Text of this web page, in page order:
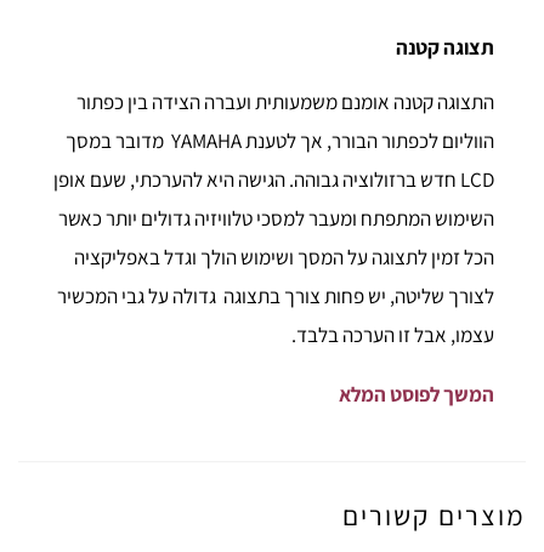
תצוגה קטנה
התצוגה קטנה אומנם משמעותית ועברה הצידה בין כפתור
הווליום לכפתור הבורר, אך לטענת YAMAHA מדובר במסך
LCD חדש ברזולוציה גבוהה. הגישה היא להערכתי, שעם אופן
השימוש המתפתח ומעבר למסכי טלוויזיה גדולים יותר כאשר
הכל זמין לתצוגה על המסך ושימוש הולך וגדל באפליקציה
לצורך שליטה, יש פחות צורך בתצוגה גדולה על גבי המכשיר
עצמו, אבל זו הערכה בלבד.
המשך לפוסט המלא
מוצרים קשורים